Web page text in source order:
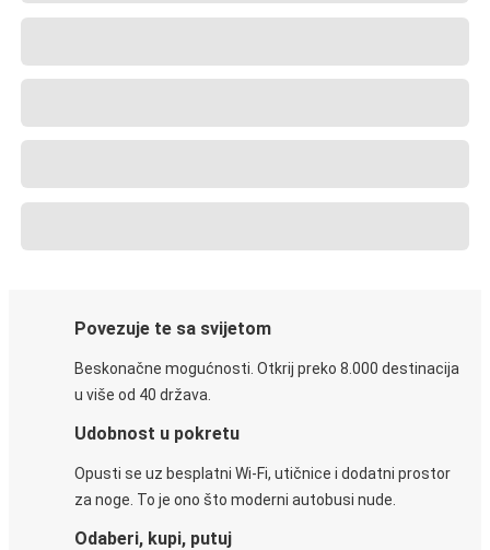
Povezuje te sa svijetom
Beskonačne mogućnosti. Otkrij preko 8.000 destinacija
u više od 40 država.
Udobnost u pokretu
Opusti se uz besplatni Wi-Fi, utičnice i dodatni prostor
za noge. To je ono što moderni autobusi nude.
Odaberi, kupi, putuj